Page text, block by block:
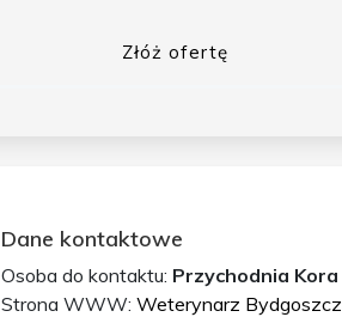
Złóż ofertę
Dane kontaktowe
Osoba do kontaktu: Przychodnia Kora
Strona WWW: Weterynarz Bydgoszcz